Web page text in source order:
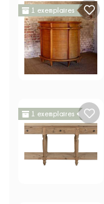
1 exemplaires
1 exemplaires